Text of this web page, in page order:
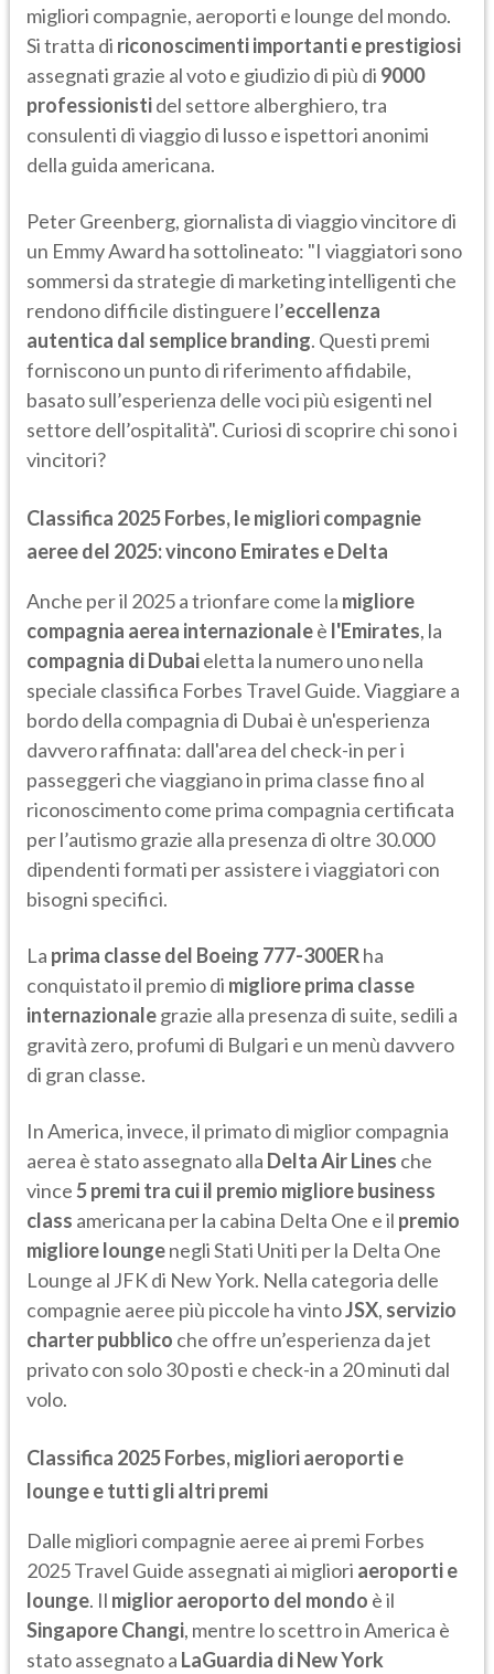
migliori compagnie, aeroporti e lounge del mondo.
Si tratta di riconoscimenti importanti e prestigiosi
assegnati grazie al voto e giudizio di più di 9000
professionistidel settore alberghiero, tra
consulenti di viaggio di lusso e ispettori anonimi
della guida americana.
Peter Greenberg, giornalista di viaggio vincitore di
un Emmy Award ha sottolineato: "I viaggiatori sono
sommersi da strategie di marketing intelligenti che
rendono difficile distinguere l’eccellenza
autentica dal semplice branding. Questi premi
forniscono un punto di riferimento affidabile,
basato sull’esperienza delle voci più esigenti nel
settore dell’ospitalità". Curiosi di scoprire chi sono i
vincitori?
Classifica 2025 Forbes, le migliori compagnie
aeree del 2025: vincono Emirates e Delta
Anche per il 2025 a trionfare come la migliore
compagnia aerea internazionaleè l'Emirates, la
compagnia di Dubaieletta la numero uno nella
speciale classifica Forbes Travel Guide. Viaggiare a
bordo della compagnia di Dubai è un'esperienza
davvero raffinata: dall'area del check-in per i
passeggeri che viaggiano in prima classe fino al
riconoscimento come prima compagnia certificata
per l’autismo grazie alla presenza di oltre 30.000
dipendenti formati per assistere i viaggiatori con
bisogni specifici.
La prima classe del Boeing 777-300ERha
conquistato il premio di migliore prima classe
internazionalegrazie alla presenza di suite, sedili a
gravità zero, profumi di Bulgari e un menù davvero
di gran classe.
In America, invece, il primato di miglior compagnia
aerea è stato assegnato alla Delta Air Lines che
vince5 premi tra cui il premio migliore business
class americana per la cabina Delta One e il premio
migliore loungenegli Stati Uniti per la Delta One
Lounge al JFK di New York. Nella categoria delle
compagnie aeree più piccole ha vintoJSX, servizio
charter pubblico che offre un’esperienza da jet
privato con solo 30 posti e check-in a 20 minuti dal
volo.
Classifica 2025 Forbes, migliori aeroporti e
lounge e tutti gli altri premi
Dalle migliori compagnie aeree ai premi Forbes
2025 Travel Guide assegnati ai migliori aeroporti e
lounge. Il miglior aeroporto del mondo è il
Singapore Changi, mentre lo scettro in America è
stato assegnato a LaGuardia di New York